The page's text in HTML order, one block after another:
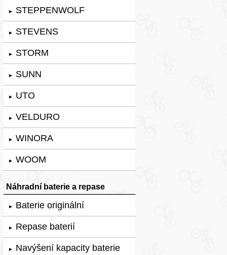
► STEPPENWOLF
► STEVENS
► STORM
► SUNN
► UTO
► VELDURO
► WINORA
► WOOM
Náhradní baterie a repase
► Baterie originální
► Repase baterií
► Navýšení kapacity baterie